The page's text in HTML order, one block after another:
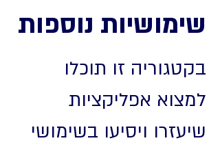
שימושיות נוספות
בקטגוריה זו תוכלו
למצוא אפליקציות
שיעזרו ויסיעו בשימושי